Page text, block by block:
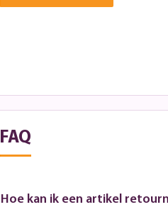
FAQ
Hoe kan ik een artikel